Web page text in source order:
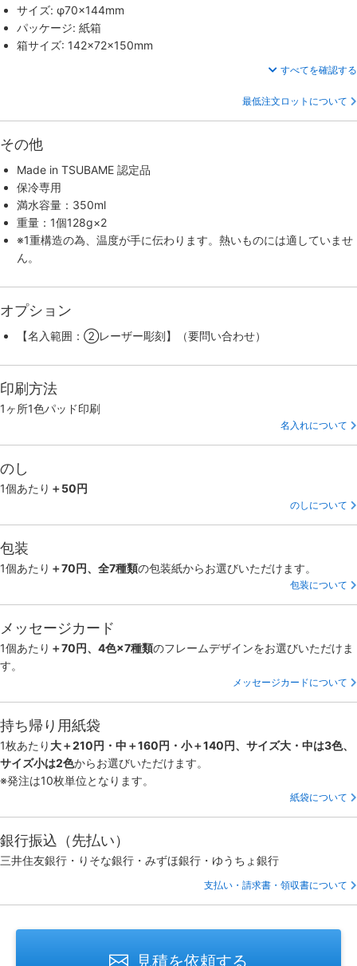
サイズ: φ70×144mm
パッケージ: 紙箱
箱サイズ: 142×72×150mm
すべてを確認する
最低注文ロットについて
その他
Made in TSUBAME 認定品
保冷専用
満水容量：350ml
重量：1個128g×2
※1重構造の為、温度が手に伝わります。熱いものには適していませ
ん。
オプション
【名入範囲：②レーザー彫刻】（要問い合わせ）
印刷方法
1ヶ所1色パッド印刷
名入れについて
のし
1個あたり ＋50円
のしについて
包装
1個あたり ＋70円、全7種類の包装紙からお選びいただけます。
包装について
メッセージカード
1個あたり ＋70円、4色×7種類のフレームデザインをお選びいただけま
す。
メッセージカードについて
持ち帰り用紙袋
1枚あたり 大＋210円・中＋160円・小＋140円、サイズ大・中は3色、
サイズ小は2色からお選びいただけます。
※発注は10枚単位となります。
紙袋について
銀行振込（先払い）
三井住友銀行・りそな銀行・みずほ銀行・ゆうちょ銀行
支払い・請求書・領収書について
見積を依頼する